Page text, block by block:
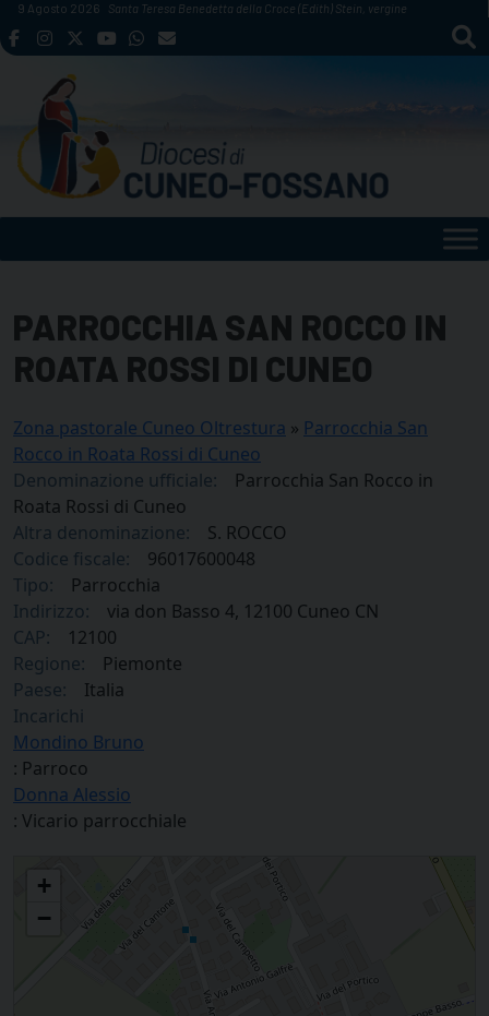
Skip
to
9 Agosto 2026 Santa Teresa Benedetta della Croce (Edith) Stein, vergine
PARROCCHIA SAN ROCCO IN
ROATA ROSSI DI CUNEO
Zona pastorale Cuneo Oltrestura » Parrocchia San
Rocco in Roata Rossi di Cuneo
Denominazione ufficiale:
Parrocchia San Rocco in
Roata Rossi di Cuneo
Altra denominazione:
S. ROCCO
Codice fiscale:
96017600048
Tipo:
Parrocchia
Indirizzo:
via don Basso 4, 12100 Cuneo CN
CAP:
12100
Regione:
Piemonte
Paese:
Italia
Incarichi
Mondino Bruno
: Parroco
Donna Alessio
: Vicario parrocchiale
Parrocchia San Rocco in Roata Rossi di Cuneo
+
−